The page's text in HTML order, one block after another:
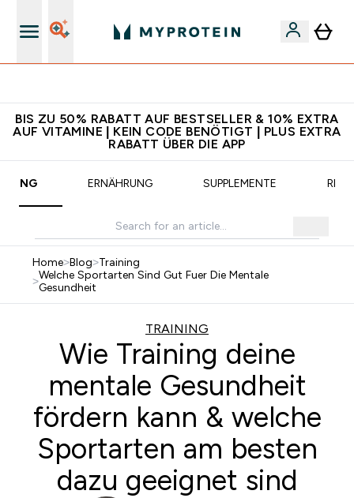
BIS ZU 50% RABATT AUF BESTSELLER & 10% EXTRA
AUF VITAMINE | KEIN CODE BENÖTIGT | PLUS EXTRA
RABATT ÜBER DIE APP
ERNÄHRUNG SUPPLEMENTE
Home>Blog>Training
>Welche Sportarten Sind Gut Fuer Die Mentale
Gesundheit
TRAINING
Wie Training deine
mentale Gesundheit
fördern kann & welche
Sportarten am besten
dazu geeignet sind